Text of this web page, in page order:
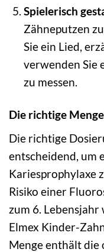
Spielerisch
Zähneputzen
Sie ein Lied,
verwenden Sie
zu messen.
Die richtige
Die richtige
entscheidend, um
Kariesprophylaxe
Risiko einer
zum 6.
Elmex Kinder-
Menge enthält die